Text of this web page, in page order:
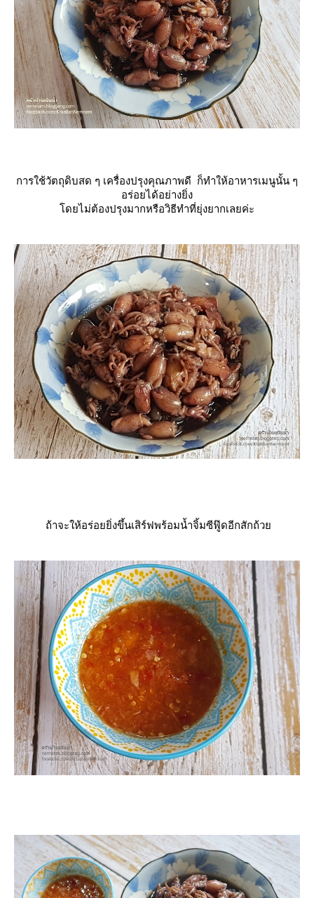
การใช้วัตถุดิบสด ๆ เครื่องปรุงคุณภาพดี ก็ทำให้อาหารเมนูนั้น ๆ
อร่อยได้อย่างยิ่ง
ดยไม่ต้องปรุงมากหรือวิธีทำที่ยุ่งยากเลยค่ะ
ถ้าจะให้อร่อยยิ่งขึ้นเสิร์ฟพร้อมน้ำจิ้มซีฟู๊ดอีกสักถ้ว